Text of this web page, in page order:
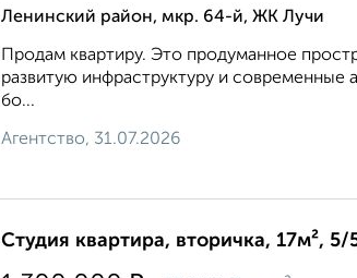
Ленинский район, мкр. 64-й, ЖК Лучи
Продам квартиру. Это продуманное
развитую инфраструктуру и современные
бо...
Агентство, 31.07.2026
Студия квартира, вторичка, 17м², 5/